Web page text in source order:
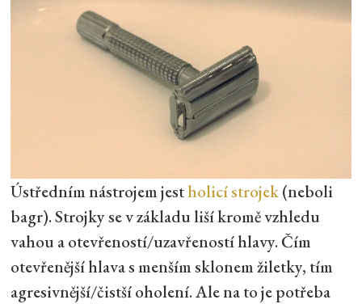
Ústředním nástrojem jestholicí strojek(neboli
bagr). Strojky se v základu liší kromě vzhledu
vahou a otevřeností/uzavřeností hlavy. Čím
otevřenější hlava s menším sklonem žiletky, tím
agresivnější/čistší oholení. Ale na to je potřeba